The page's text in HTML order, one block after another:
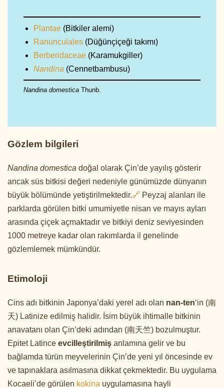
Plantae (Bitkiler alemi)
Ranunculales (Düğünçiçeği takımı)
Berberidaceae (Karamukgiller)
Nandina (Cennetbambusu)
Nandina domestica Thunb.
Gözlem bilgileri
Nandina domestica doğal olarak Çin’de yayılış gösterir
ancak süs bitkisi değeri nedeniyle günümüzde dünyanın
büyük bölümünde yetiştirilmektedir.🔗 Peyzaj alanları ile
parklarda görülen bitki umumiyetle nisan ve mayıs ayları
arasında çiçek açmaktadır ve bitkiyi deniz seviyesinden
1000 metreye kadar olan rakımlarda il genelinde
gözlemlemek mümkündür.
Etimoloji
Cins adı bitkinin Japonya’daki yerel adı olan nan-ten‘in (南
天) Latinize edilmiş halidir. İsim büyük ihtimalle bitkinin
anavatanı olan Çin’deki adından (南天竺) bozulmuştur.
Epitet Latince evcilleştirilmiş anlamına gelir ve bu
bağlamda türün meyvelerinin Çin’de yeni yıl öncesinde ev
ve tapınaklara asılmasına dikkat çekmektedir. Bu uygulama
Kocaeli’de görülen kokina uygulamasına hayli